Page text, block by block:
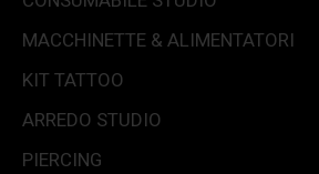
MACCHINETTE & ALIMENTATORI
KIT TATTOO
ARREDO STUDIO
PIERCING